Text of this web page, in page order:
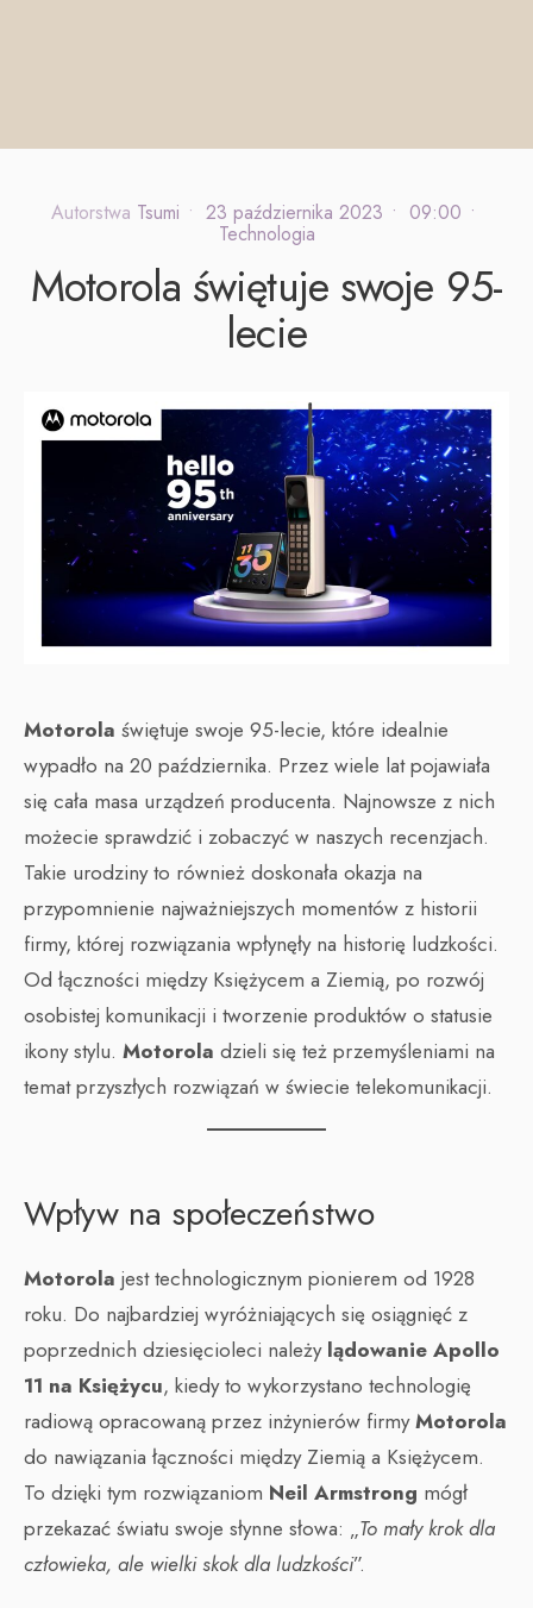
Autorstwa Tsumi • 23 października 2023 • 09:00 •
Technologia
Motorola świętuje swoje 95-
lecie
Motorola świętuje swoje 95-lecie, które idealnie
wypadło na 20 października. Przez wiele lat pojawiała
się cała masa urządzeń producenta. Najnowsze z nich
możecie sprawdzić i zobaczyć w naszych recenzjach.
Takie urodziny to również doskonała okazja na
przypomnienie najważniejszych momentów z historii
firmy, której rozwiązania wpłynęły na historię ludzkości.
Od łączności między Księżycem a Ziemią, po rozwój
osobistej komunikacji i tworzenie produktów o statusie
ikony stylu. Motorola dzieli się też przemyśleniami na
temat przyszłych rozwiązań w świecie telekomunikacji.
Wpływ na społeczeństwo
Motorola jest technologicznym pionierem od 1928
roku. Do najbardziej wyróżniających się osiągnięć z
poprzednich dziesięcioleci należy lądowanie Apollo
11 na Księżycu, kiedy to wykorzystano technologię
radiową opracowaną przez inżynierów firmyMotorola
do nawiązania łączności między Ziemią a Księżycem.
To dzięki tym rozwiązaniom Neil Armstrong mógł
przekazać światu swoje słynne słowa: „To mały krok dla
człowieka, ale wielki skok dla ludzkości”.